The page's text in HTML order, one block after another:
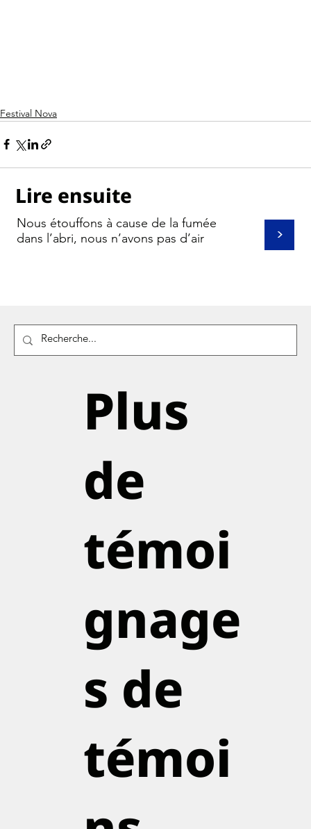
Lire ensuite
>
Nous étouffons à cause de la fumée
dans l’abri, nous n’avons pas d’air
Plus
de
témoi
gnage
s de
témoi
Festival Nova